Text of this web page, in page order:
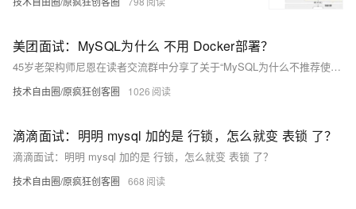
美团面试：MySQL为什么 不用 Docker部署？
45岁老架构师尼恩在读者交流群中分享了关于“MySQL为什么不推荐使用Docker部署”的深入分析。通过系统化的梳理，尼恩帮助读者理解为何大型MySQL数据库通常不使用Docker部署，主要涉及性能、管理复杂度和稳定性等方面的考量。文章详细解释了有状态容器的特点、Docker的资源隔离问题以及磁盘IO性能损耗，并提供了小型MySQL使用Docker的最佳实践。此外，尼恩还介绍了Share Nothing架构的优势及其应用场景，强调了配置管理和数据持久化的挑战。最后，尼恩建议读者参考《尼恩Java面试宝典PDF》以提升技术能力，更好地应对面试中的难题。
技术自由圈/原疯狂创客圈 1026
滴滴面试：明明 mysql 加的是 行锁，怎么就变 表锁 了？
滴滴面试：明明 mysql 加的是 行锁，怎么就变 表锁 了？
技术自由圈/原疯狂创客圈 668